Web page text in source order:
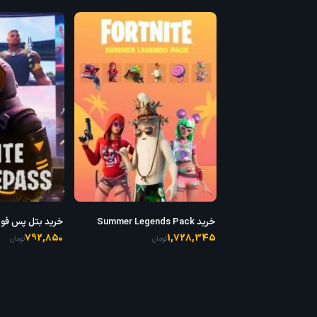
خرید Summer Legends Pack
1,728,345تومان
BattlePass
792,850تومان